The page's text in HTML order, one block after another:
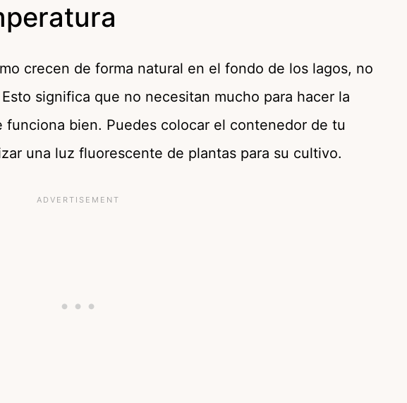
crecen de forma natural en el fondo de los lagos, no
significa que no necesitan mucho para hacer la
bien. Puedes colocar el contenedor de tu
una luz fluorescente de plantas para su cultivo.